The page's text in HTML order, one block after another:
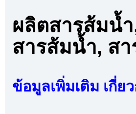
ผลิตสารส้มน้
สารส้มน้ำ, ส
ข้อมูลเพิ่มเติม เกี่